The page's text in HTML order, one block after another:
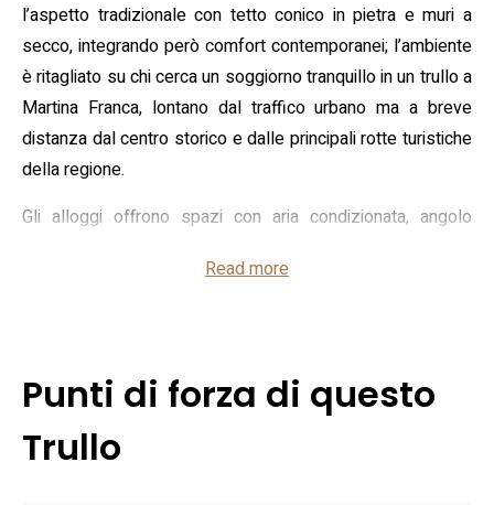
l’aspetto tradizionale con tetto conico in pietra e muri a
secco, integrando però comfort contemporanei; l’ambiente
è ritagliato su chi cerca un soggiorno tranquillo in un trullo a
Martina Franca, lontano dal traffico urbano ma a breve
distanza dal centro storico e dalle principali rotte turistiche
della regione.
Gli alloggi offrono spazi con aria condizionata, angolo
funzionali; all’esterno si trova un giardino con terrazza e
interni mostrano pietra a vista e volte tipiche, arredati in
modo sobrio e funzionale per coppie e famiglie che
desiderano vivere l’esperienza autentica dei trulli Martina
Read more
Punti di forza di questo
Trullo